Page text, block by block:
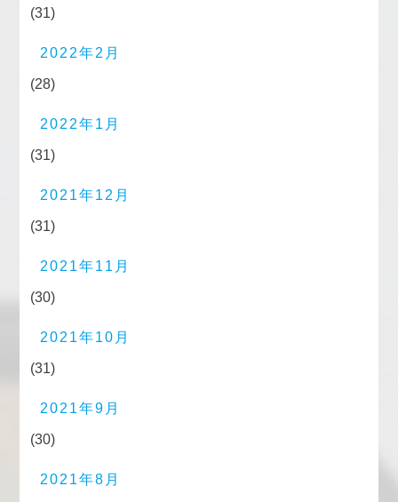
(31)
2022年2月
(28)
2022年1月
(31)
2021年12月
(31)
2021年11月
(30)
2021年10月
(31)
2021年9月
(30)
2021年8月